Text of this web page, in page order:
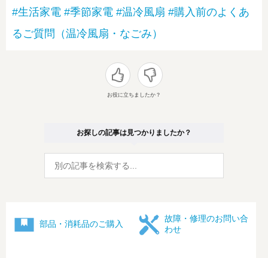
#生活家電 #季節家電 #温冷風扇 #購入前のよくあ
るご質問（温冷風扇・なごみ）
お役に立ちましたか？
お探しの記事は見つかりましたか？
部品・消耗品のご購入
故障・修理のお問い合
わせ